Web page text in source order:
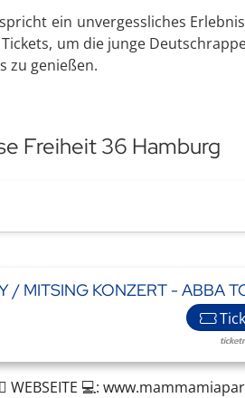
ein unvergessliches
um die junge
zu genießen.
Freiheit 36 Hamburg
/ MITSING KONZERT - ABBA
WEBSEITE 💻: